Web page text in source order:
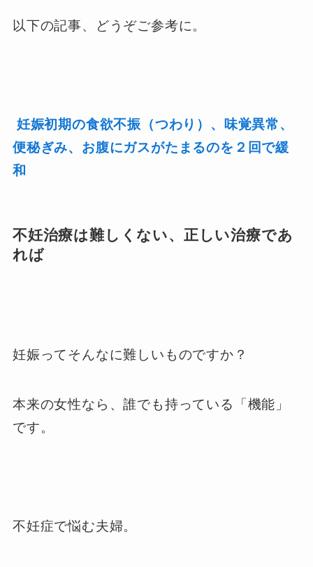
以下の記事、どうぞご参考に。
妊娠初期の食欲不振（つわり）、味覚異常、
便秘ぎみ、お腹にガスがたまるのを２回で緩
和
不妊治療は難しくない、正しい治療であ
れば
妊娠ってそんなに難しいものですか？
本来の女性なら、誰でも持っている「機能」
です。
不妊症で悩む夫婦。